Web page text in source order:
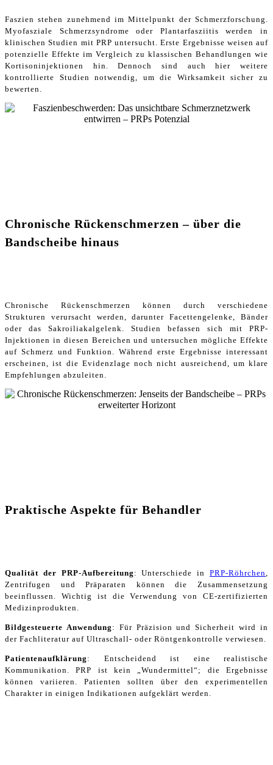
Faszien stehen zunehmend im Mittelpunkt der Schmerzforschung.
Myofasziale Schmerzsyndrome oder Plantarfasziitis werden in
klinischen Studien mit PRP untersucht. Erste Ergebnisse weisen auf
potenzielle Effekte im Vergleich zu klassischen Behandlungen wie
Kortisoninjektionen hin. Dennoch sind auch hier weitere
kontrollierte Studien notwendig, um die Wirksamkeit sicher zu
bewerten.
Chronische Rückenschmerzen – über die
Bandscheibe hinaus
Chronische Rückenschmerzen können durch verschiedene
Strukturen verursacht werden, darunter Facettengelenke, Bänder
oder das Sakroiliakalgelenk. Studien befassen sich mit PRP-
Injektionen in diesen Bereichen und untersuchen mögliche Effekte
auf Schmerz und Funktion. Während erste Ergebnisse interessant
erscheinen, ist die Evidenzlage noch nicht ausreichend, um klare
Empfehlungen abzuleiten.
Praktische Aspekte für Behandler
Qualität der PRP-Aufbereitung : Unterschiede inPRP-Röhrchen,
Zentrifugen und Präparaten können die Zusammensetzung
beeinflussen. Wichtig ist die Verwendung von CE-zertifizierten
Medizinprodukten.
Bildgesteuerte Anwendung : Für Präzision und Sicherheit wird in
der Fachliteratur auf Ultraschall- oder Röntgenkontrolle verwiesen.
Patientenaufklärung : Entscheidend ist eine realistische
Kommunikation. PRP ist kein „Wundermittel“; die Ergebnisse
können variieren. Patienten sollten über den experimentellen
Charakter in einigen Indikationen aufgeklärt werden.